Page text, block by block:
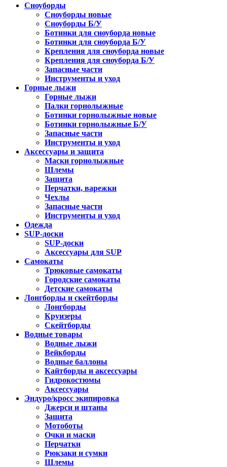
Сноуборды
Сноуборды новые
Сноуборды Б/У
Ботинки для сноуборда новые
Ботинки для сноуборда Б/У
Крепления для сноуборда новые
Крепления для сноуборда Б/У
Запасные части
Инструменты и уход
Горные лыжи
Горные лыжи
Палки горнолыжные
Ботинки горнолыжные новые
Ботинки горнолыжные Б/У
Запасные части
Инструменты и уход
Аксессуары и защита
Маски горнолыжные
Шлемы
Защита
Перчатки, варежки
Чехлы
Запасные части
Инструменты и уход
Одежда
SUP-доски
SUP-доски
Аксессуары для SUP
Самокаты
Трюковые самокаты
Городские самокаты
Детские самокаты
Лонгборды и скейтборды
Лонгборды
Круизеры
Скейтборды
Водные товары
Водные лыжи
Вейкборды
Водные баллоны
Кайтборды и аксессуары
Гидрокостюмы
Аксессуары
Эндуро/кросс экипировка
Джерси и штаны
Защита
Мотоботы
Очки и маски
Перчатки
Рюкзаки и сумки
Шлемы